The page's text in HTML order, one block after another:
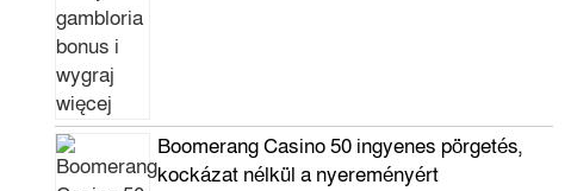
Boomerang Casino 50 ingyenes pörgetés,
kockázat nélkül a nyereményért